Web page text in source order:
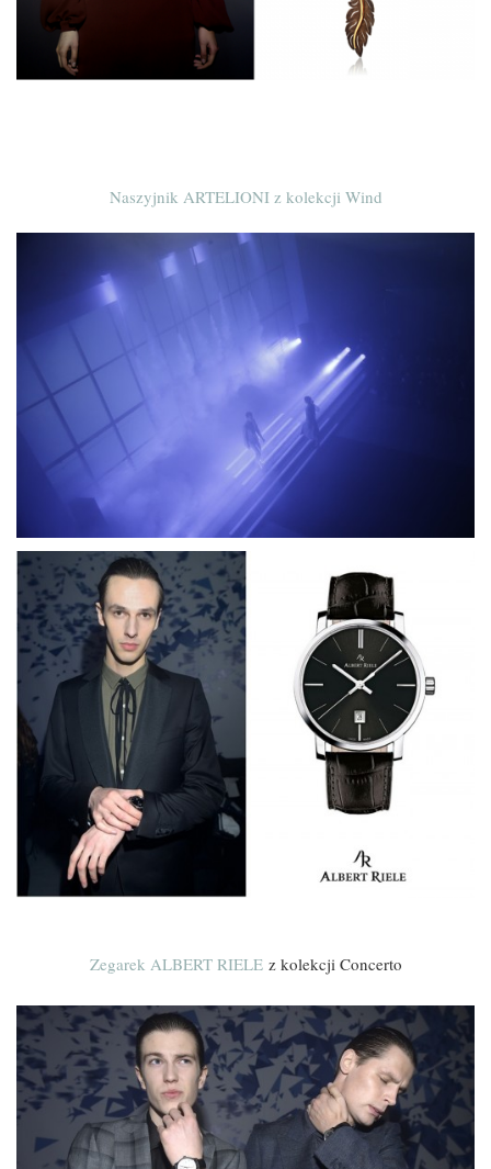
Naszyjnik ARTELIONI z kolekcji Wind
Zegarek ALBERT RIELEz kolekcji Concerto